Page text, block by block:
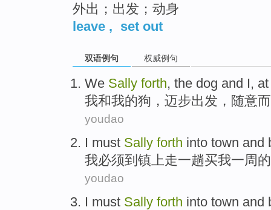
外出；出发；动身
leave , set out
双语例句 权威例句
We Sally forth, the dog and I,
我和我的狗 ， 迈步出发， 随意
youdao
I must Sally forth into town and
我必须到 镇上走一趟买我一周
youdao
I must Sally forth into town and